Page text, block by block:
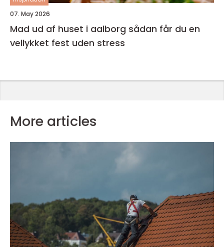
07. May 2026
Mad ud af huset i aalborg sådan får du en
vellykket fest uden stress
More articles